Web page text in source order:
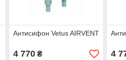
Антисифон Vetus AIRVENT
4 770₴ 4